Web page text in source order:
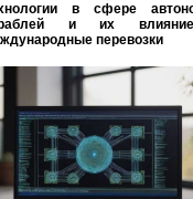
и их
перевозки